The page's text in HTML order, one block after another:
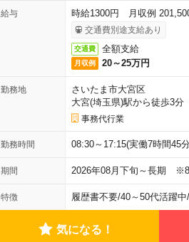
給与 時給1300円 月収例
交通費別途支給あり
交通費 全額支給
月収例 20～25万円
勤務地
さいたま市大宮区
大宮(埼玉県)駅から徒歩3分
事務代行業
勤務時間 08:30～17:15(実働7時間45
期間 2026年08月下旬～長期 ※8
特徴 履歴書不要/40～50代活躍中/
気になる！